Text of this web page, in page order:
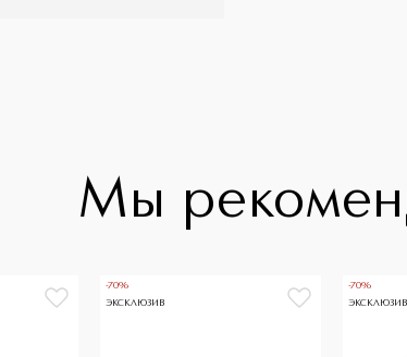
Мы
-70%
ЭКСКЛЮЗИВ
-70%
ЭКСКЛЮЗИВ